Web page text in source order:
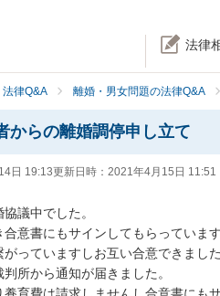
法律
法律Q&A 離婚・男女問題の法律Q&A
からの離婚調停申し立て
日 19:13更新日時： 2021年4月15日 11:51
議中でした。
意書にもサインしてもらっていま
っていますしお互い合意できまし
所から通知が届きました。